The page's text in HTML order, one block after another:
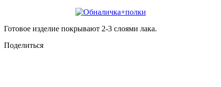
Готовое изделие покрывают 2-3 слоями лака.
Поделиться